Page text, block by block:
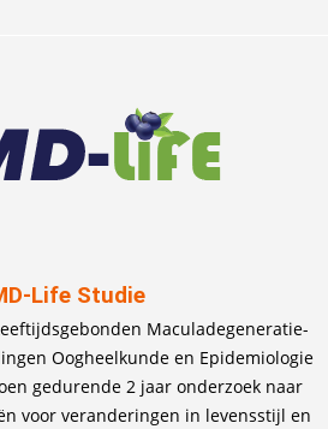
Life Studie
Maculadegeneratie-
Oogheelkunde en Epidemiologie
gedurende 2 jaar onderzoek naar
voor veranderingen in levensstijl en